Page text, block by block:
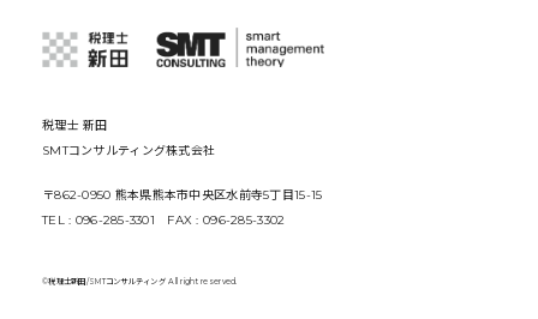
税理士 新田
SMTコンサルティング株式会社
〒862-0950 熊本県熊本市中央区水前寺5丁目15-15
TEL : 096-285-3301 FAX : 096-285-3302
©税理士新田/SMTコンサルティング All right reserved.